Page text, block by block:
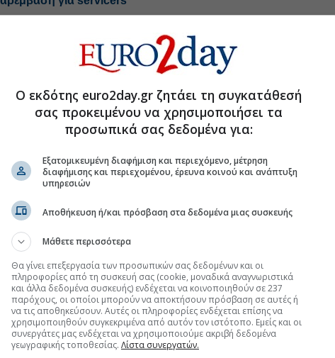
στο Discover
Ο εκδότης euro2day.gr ζητάει τη συγκατάθεσή
σας προκειμένου να χρησιμοποιήσει τα
προσωπικά σας δεδομένα για:
Εξατομικευμένη διαφήμιση και περιεχόμενο, μέτρηση
διαφήμισης και περιεχομένου, έρευνα κοινού και ανάπτυξη
υπηρεσιών
Αποθήκευση ή/και πρόσβαση στα δεδομένα μιας συσκευής
Μάθετε περισσότερα
Θα γίνει επεξεργασία των προσωπικών σας δεδομένων και οι
πληροφορίες από τη συσκευή σας (cookie, μοναδικά αναγνωριστικά
και άλλα δεδομένα συσκευής) ενδέχεται να κοινοποιηθούν σε 237
παρόχους, οι οποίοι μπορούν να αποκτήσουν πρόσβαση σε αυτές ή
να τις αποθηκεύσουν. Αυτές οι πληροφορίες ενδέχεται επίσης να
χρησιμοποιηθούν συγκεκριμένα από αυτόν τον ιστότοπο. Εμείς και οι
συνεργάτες μας ενδέχεται να χρησιμοποιούμε ακριβή δεδομένα
γεωγραφικής τοποθεσίας. Λίστα συνεργατών.